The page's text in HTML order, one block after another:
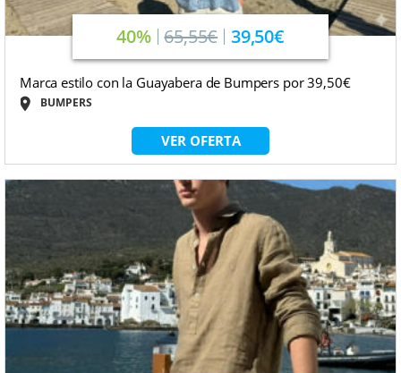
40% 65,55€ 39,50€
Marca estilo con la Guayabera de Bumpers por 39,50€
BUMPERS
VER OFERTA